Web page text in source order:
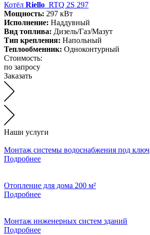
Котёл Riello RTQ 2S 297
Мощность: 297 кВт
Исполнение: Наддувный
Вид топлива: Дизель/Газ/Мазут
Тип крепления: Напольный
Теплообменник: Одноконтурный
Стоимость:
по запросу
Заказать
Наши услуги
Монтаж системы водоснабжения под ключ
Подробнее
Отопление для дома 200 м²
Подробнее
Монтаж инженерных систем зданий
Подробнее